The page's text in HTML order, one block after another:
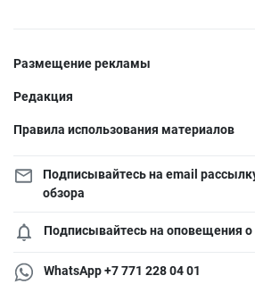
Размещение рекламы
Редакция
Правила использования материалов
Подписывайтесь на email
обзора
Подписывайтесь на оповещения
WhatsApp +7 771 228 04 01